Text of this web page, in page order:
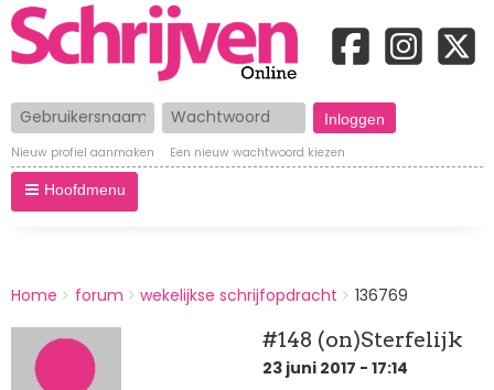
Gebruikersnaam Wachtwoord
Nieuw profiel aanmaken Een nieuw wachtwoord kiezen
Hoofdmenu
BREADCRUMBS
You
here:
Home forum wekelijkse schrijfopdracht 136769
#148 (on)Sterfelijk
23 juni 2017 - 17:14